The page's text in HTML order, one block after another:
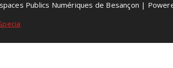
Publics Numériques de Besançon |